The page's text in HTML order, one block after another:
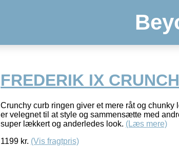
FREDERIK IX
Crunchy curb ringen giver et mere råt og
er velegnet til at style og sammensætte med
super lækkert og anderledes look. (Læs mere)
1199 kr. (Vis fragtpris)